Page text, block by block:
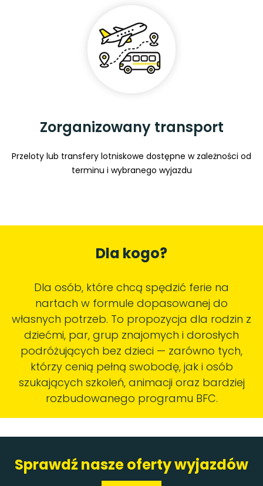
Zorganizowany transport
Przeloty lub transfery lotniskowe dostępne w zależności od
terminu i wybranego wyjazdu
Dla kogo?
Dla osób, które chcą spędzić ferie na
nartach w formule dopasowanej do
własnych potrzeb. To propozycja dla rodzin z
dziećmi, par, grup znajomych i dorosłych
podróżujących bez dzieci — zarówno tych,
którzy cenią pełną swobodę, jak i osób
szukających szkoleń, animacji oraz bardziej
rozbudowanego programu BFC.
Sprawdź nasze oferty wyjazdów